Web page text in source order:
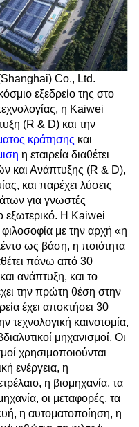
Co., Ltd.
εξεδρείο της στο
η Kaiwei
(R & D) και την
κράτησης και
η εταιρεία διαθέτει
και Ανάπτυξης (R & D),
και παρέχει λύσεις
για γνωστές
εξωτερικό. Η Kaiwei
φιλοσοφία με την αρχή «η
ως βάση, η ποιότητα
πάνω από 30
ανάπτυξη, και το
την πρώτη θέση στην
έχει αποκτήσει 30
τεχνολογική καινοτομία,
μηχανισμοί. Οι
χρησιμοποιούνται
ενέργεια, η
η βιομηχανία, τα
οι μεταφορές, τα
η αυτοματοποίηση, η